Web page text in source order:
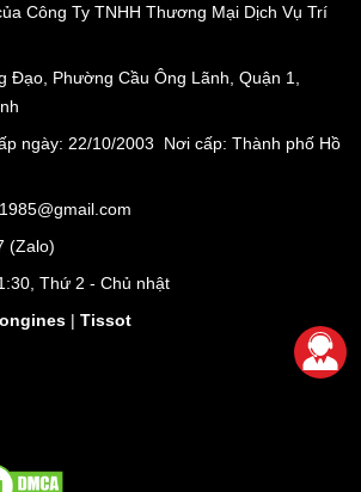
Công Ty TNHH Thương Mại Dịch Vụ Trí
Đạo, Phường Cầu Ông Lãnh, Quận 1,
ngày: 22/10/2003 Nơi cấp: Thành phố Hồ
(Zalo)
Thứ 2 - Chủ nhật
| Tissot